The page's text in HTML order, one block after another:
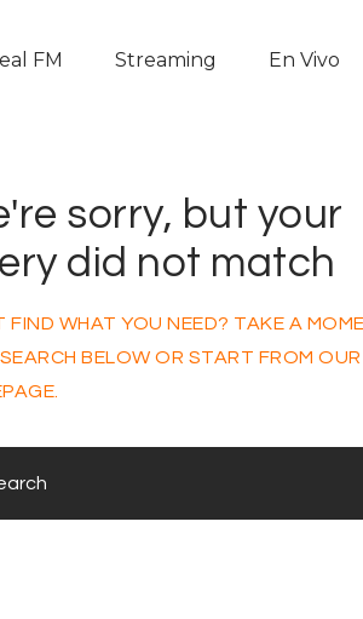
FM Streaming En Vivo
APP
sorry, but your
did not match
FIND WHAT YOU NEED? TAKE A
BELOW OR START FROM OUR